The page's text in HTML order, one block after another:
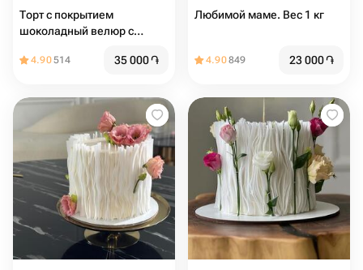
Торт с покрытием
шоколадный велюр с
день рождения, девушке,
4.90514 35 000֏
Любимой маме. Вес 1 кг
4.90849 23 000֏